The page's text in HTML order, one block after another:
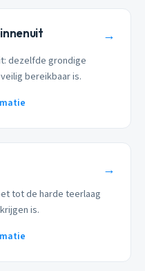
→
dezelfde grondige
bereikbaar is.
→
tot de harde teerlaag
is.